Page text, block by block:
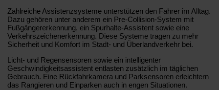
Zahlreiche Assistenzsysteme unterstützen den Fahrer im Alltag.
Dazu gehören unter anderem ein Pre-Collision-System mit
Fußgängererkennung, ein Spurhalte-Assistent sowie eine
Verkehrszeichenerkennung. Diese Systeme tragen zu mehr
Sicherheit und Komfort im Stadt- und Überlandverkehr bei.
Licht- und Regensensoren sowie ein intelligenter
Geschwindigkeitsassistent entlasten zusätzlich im täglichen
Gebrauch. Eine Rückfahrkamera und Parksensoren erleichtern
das Rangieren und Einparken auch in engen Situationen.